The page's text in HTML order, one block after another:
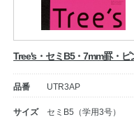
Tree's・セミB5・7mm罫・ピ
品番 UTR3AP
サイズ セミB5（学用3号）